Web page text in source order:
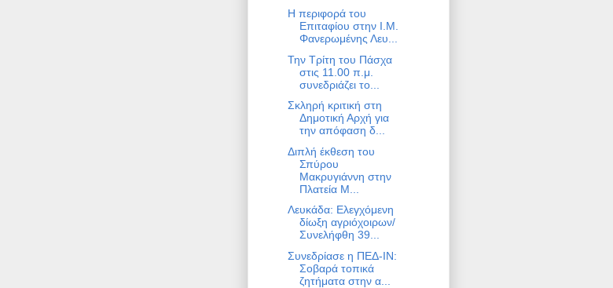
Η περιφορά του
Επιταφίου στην Ι.Μ.
Φανερωμένης Λευ...
Την Τρίτη του Πάσχα
στις 11.00 π.μ.
συνεδριάζει το...
Σκληρή κριτική στη
Δημοτική Αρχή για
την απόφαση δ...
Διπλή έκθεση του
Σπύρου
Μακρυγιάννη στην
Πλατεία Μ...
Λευκάδα: Ελεγχόμενη
δίωξη αγριόχοιρων/
Συνελήφθη 39...
Συνεδρίασε η ΠΕΔ-ΙΝ:
Σοβαρά τοπικά
ζητήματα στην α...